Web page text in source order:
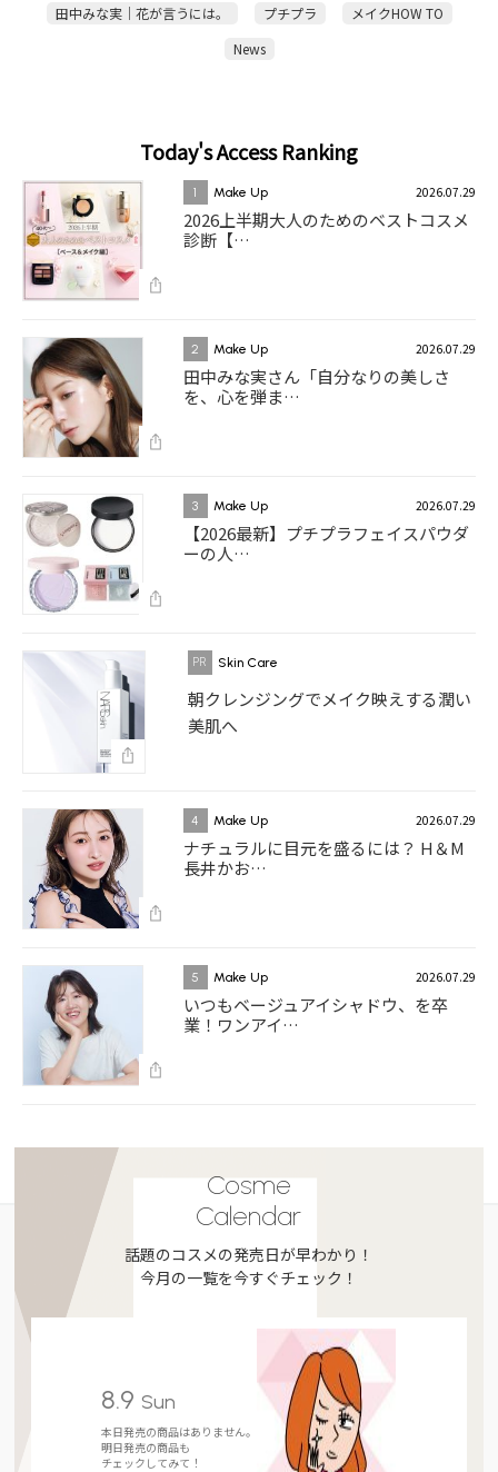
田中みな実｜花が言うには。
プチプラ
メイクHOW TO
News
Today's Access Ranking
1 Make Up 2026.07.29
2026上半期大人のためのベストコスメ
診断【…
2 Make Up 2026.07.29
田中みな実さん「自分なりの美しさ
を、心を弾ま…
3 Make Up 2026.07.29
【2026最新】プチプラフェイスパウダ
ーの人…
Skin Care
朝クレンジングでメイク映えする潤い
美肌へ
4 Make Up 2026.07.29
ナチュラルに目元を盛るには？ H＆M
長井かお…
5 Make Up 2026.07.29
いつもベージュアイシャドウ、を卒
業！ワンアイ…
Cosme
Calendar
話題のコスメの発売日が早わかり！
今月の一覧を今すぐチェック！
8.9 Sun
本日発売の商品はありません。
明日発売の商品も
チェックしてみて！